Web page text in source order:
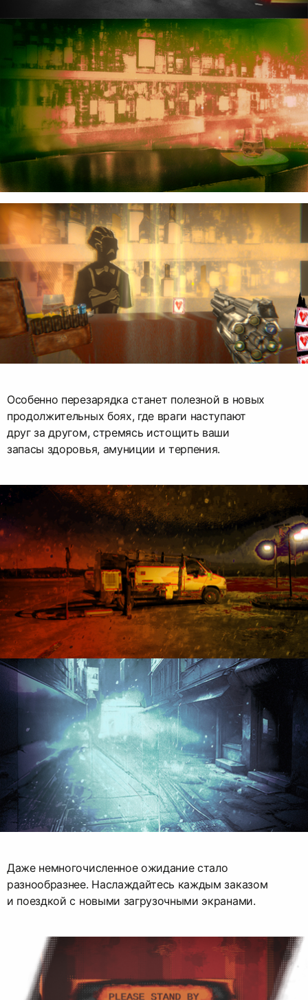
Особенно перезарядка станет полезной в новых
продолжительных боях, где враги наступают
друг за другом, стремясь истощить ваши
запасы здоровья, амуниции и терпения.
Даже немногочисленное ожидание стало
разнообразнее. Наслаждайтесь каждым заказом
и поездкой с новыми загрузочными экранами.